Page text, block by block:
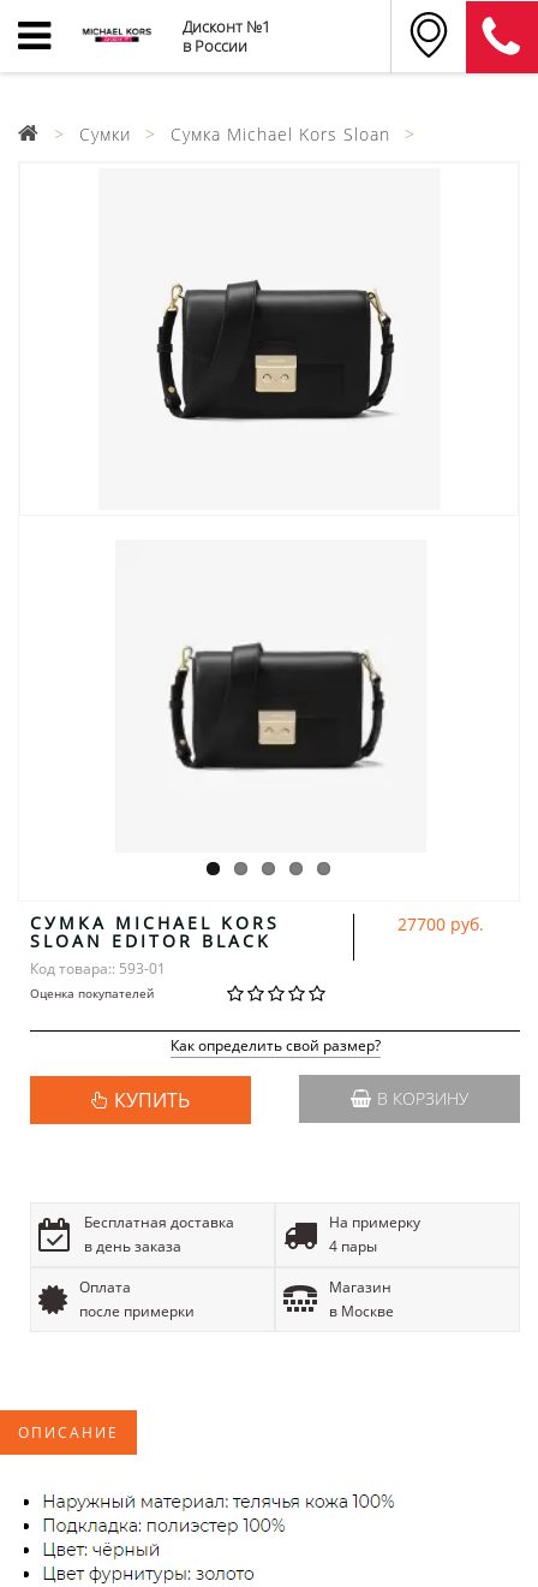
Дисконт №1
в России
Сумки Сумка Michael Kors Sloan
СУМКА MICHAEL KORS
SLOAN EDITOR BLACK
Код товара:: 593-01
Оценка покупателей
27700 руб.
Как определить свой размер?
КУПИТЬ В КОРЗИНУ
Бесплатная доставка
в день заказа
На примерку
4 пары
Оплата
после примерки
Магазин
в Москве
ОПИСАНИЕ